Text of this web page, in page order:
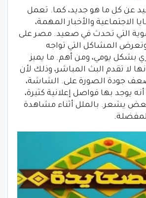
عن كل ما هو جديد، كما. تعمل
الاجتماعية والأخبار المهمة،
التي تحدث في صعيد. مصر على
المشاكل التي تواجه
بشكل يومي، ومن أهم. ما يميز
لا تقدم البث المباشر، وذلك لأن
جودة الصورة على. الشاشة،
يوجد بها فواصل إعلانية كثيرة،
يشعر. بالملل أثناء مشاهدة